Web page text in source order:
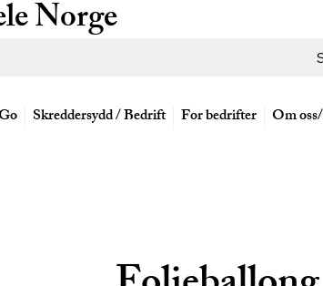
Norge
Skreddersydd / Bedrift For bedrifter Om